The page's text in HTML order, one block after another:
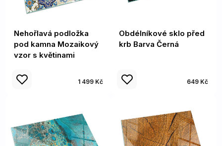
Nehořlavá podložka
pod kamna Mozaikový
vzor s květinami
1 499 Kč
Obdélníkové sklo před
krb Barva Černá
649 Kč